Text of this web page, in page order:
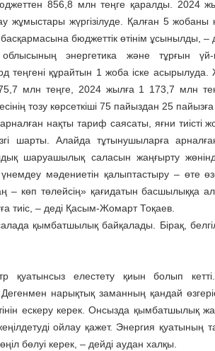
856,8 млн теңге қаралды. 2024
жұмыстары жүргізілуде. Қалған 5
бюджеттік өтінім ұсынылды,
энергетика және тұрғын
теңгені құрайтын 1 жоба іске
млн теңге, 2024 жылға 1 173,7 млн
тозу көрсеткіші 75 пайыздан 25
нақты тариф саясаты, яғни
шарты. Алайда тұтынушыларға
шаруашылық саласын жаңғырту
мәдениетін қалыптастыру – өте
– көп төлейсің» қағидатын
тиіс, – деді Қасым-Жомарт Тоқаев.
қымбатшылық байқалады. Бірақ,
қуатынсыз елестету қиын болып
нарықтық заманның қандай
ескеру керек. Онсызда қым­батшылық
ойлау қажет. Энергия қуатының
бөлуі керек, – дейді аудан халқы.